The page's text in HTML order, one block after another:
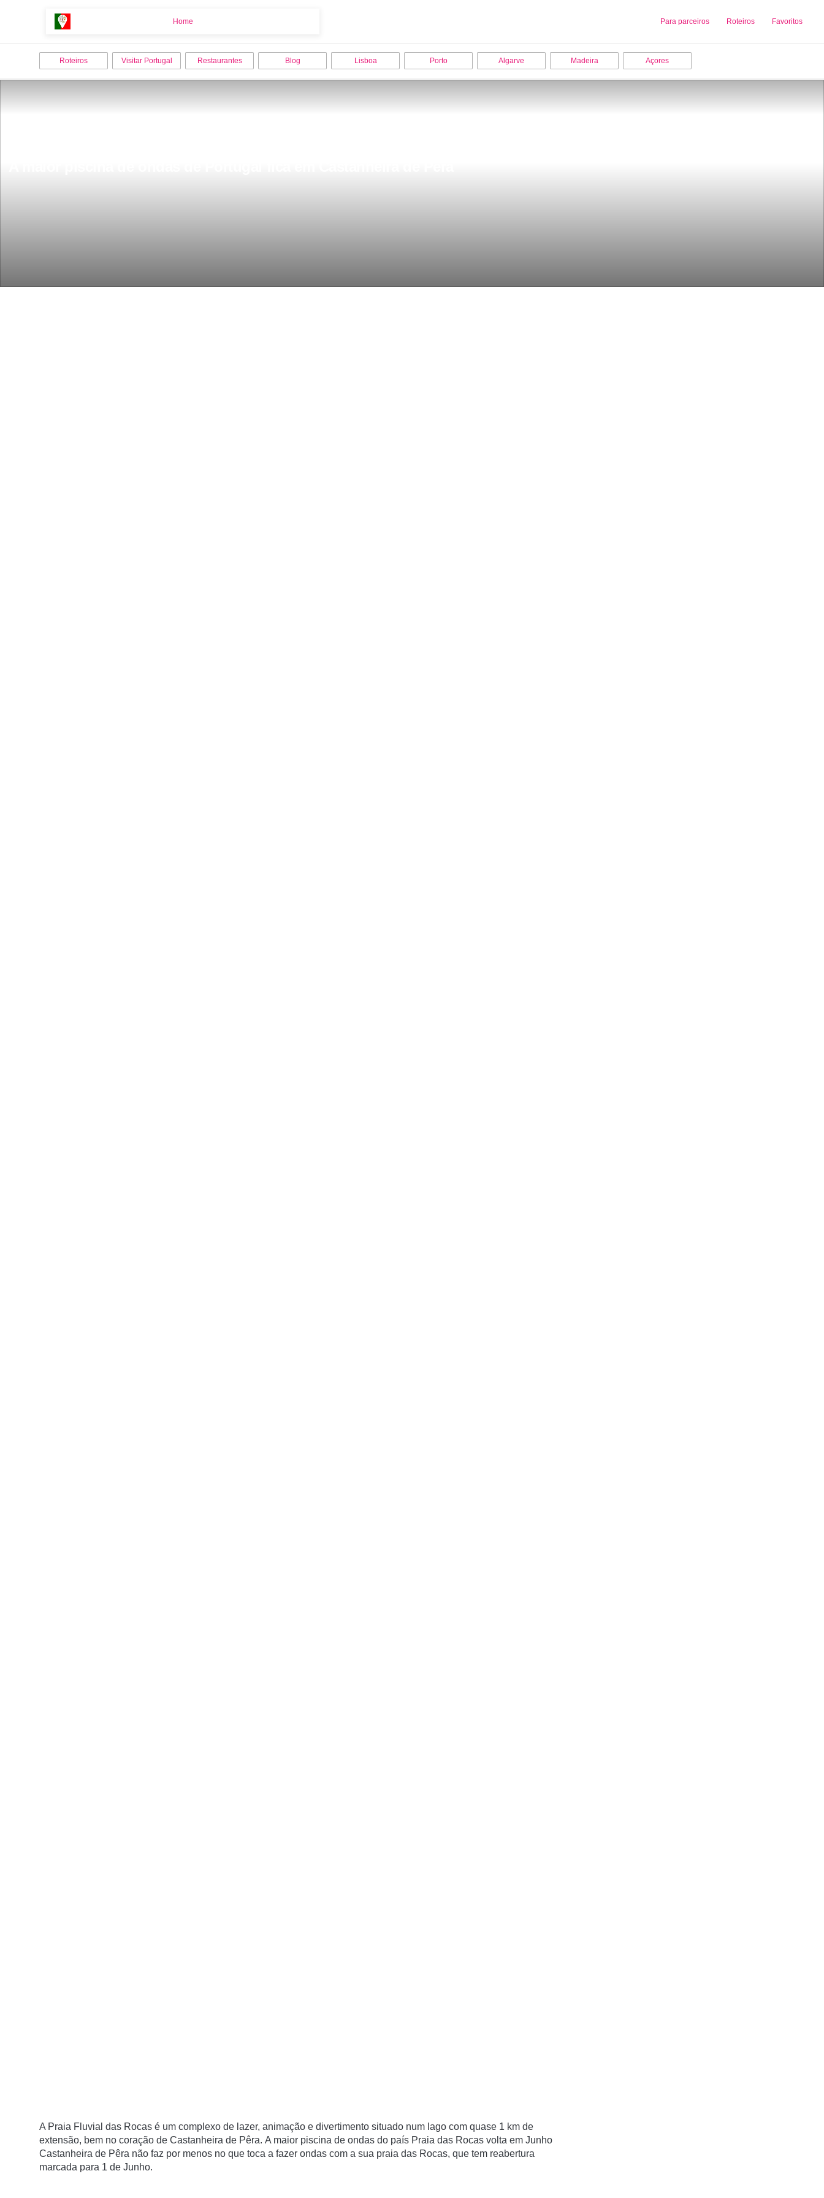
Home Para parceiros Roteiros Favoritos
Sobre nós Adicionar uma Empresa
Roteiros Visitar Portugal Restaurantes Blog Lisboa Porto Algarve Madeira Açores
A Praia Fluvial das Rocas é um complexo de lazer, animação e divertimento situado num lago com quase 1 km de
extensão, bem no coração de Castanheira de Pêra. A maior piscina de ondas do país Praia das Rocas volta em Junho
Castanheira de Pêra não faz por menos no que toca a fazer ondas com a sua praia das Rocas, que tem reabertura
marcada para 1 de Junho.